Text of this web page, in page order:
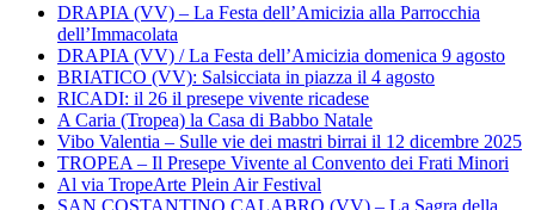
DRAPIA (VV) – La Festa dell’Amicizia alla Parrocchia
dell’Immacolata
DRAPIA (VV) / La Festa dell’Amicizia domenica 9 agosto
BRIATICO (VV): Salsicciata in piazza il 4 agosto
RICADI: il 26 il presepe vivente ricadese
A Caria (Tropea) la Casa di Babbo Natale
Vibo Valentia – Sulle vie dei mastri birrai il 12 dicembre 2025
TROPEA – Il Presepe Vivente al Convento dei Frati Minori
Al via TropeArte Plein Air Festival
SAN COSTANTINO CALABRO (VV) – La Sagra della